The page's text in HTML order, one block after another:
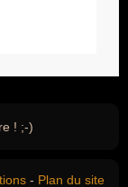
! ;-)
- Plan du site